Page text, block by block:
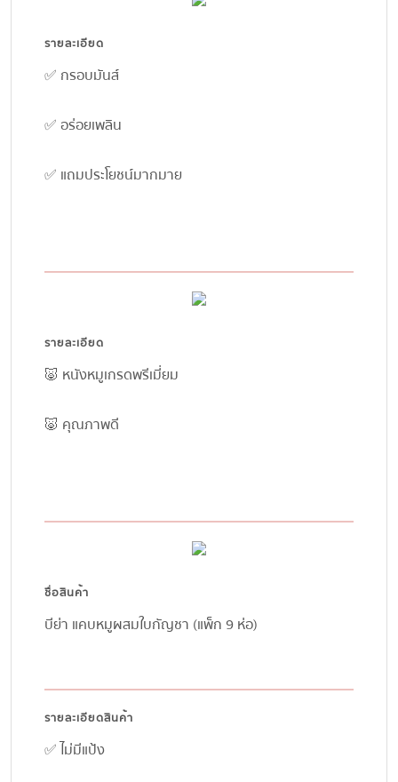
รายละเอียด
✅ กรอบมันส์
✅ อร่อยเพลิน
✅ แถมประโยชน์มากมาย
รายละเอียด
🐷 หนังหมูเกรดพรีเมี่ยม
🐷 คุณภาพดี
ชื่อสินค้า
บีย่า แคบหมูผสมใบกัญชา (แพ็ก 9 ห่อ)
รายละเอียดสินค้า
✅ ไม่มีแป้ง